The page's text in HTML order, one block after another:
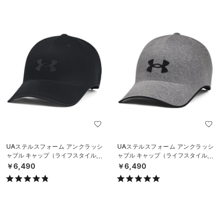
UAステルスフォーム アンクラッシ
ャブル キャップ（ライフスタイル/U
NISEX）
￥6,490
UAステルスフォーム アンクラッシ
ャブル キャップ（ライフスタイル/U
NISEX）
￥6,490